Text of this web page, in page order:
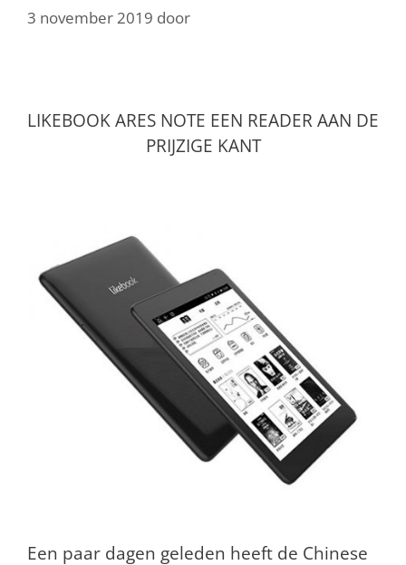
3 november 2019 door
LIKEBOOK ARES NOTE EEN READER AAN DE
PRIJZIGE KANT
Een paar dagen geleden heeft de Chinese